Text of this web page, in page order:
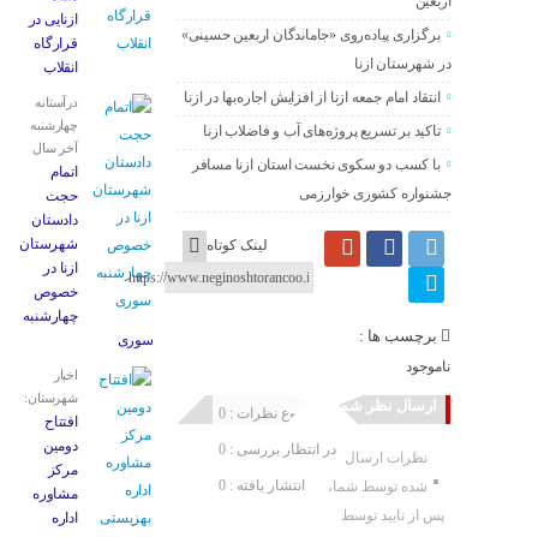
برگزاری پیاده‌روی «جاماندگان اربعین حسینی»
در شهرستان ازنا
انتقاد امام جمعه ازنا از افزایش اجاره‌بها در ازنا
تاکید بر تسریع پروژه‌های آب و فاضلاب ازنا
با کسب دو سکوی نخست استان ازنا مسافر
جشنواره کشوری خوارزمی
لینک کوتاه
برچسب ها :
ناموجود
ارسال نظر شما مجموع نظرات : 0
در انتظار بررسی : 0
انتشار یافته : 0
نظرات ارسال
شده توسط شما،
پس از تایید توسط
ازنایی در
قرارگاه
انقلاب
درآستانه
چهارشنبه
آخر سال
اتمام
حجت
دادستان
شهرستان
ازنا در
خصوص
چهارشنبه
‌سوری
اخبار
شهرستان:
افتتاح
دومین
مرکز
مشاوره
اداره